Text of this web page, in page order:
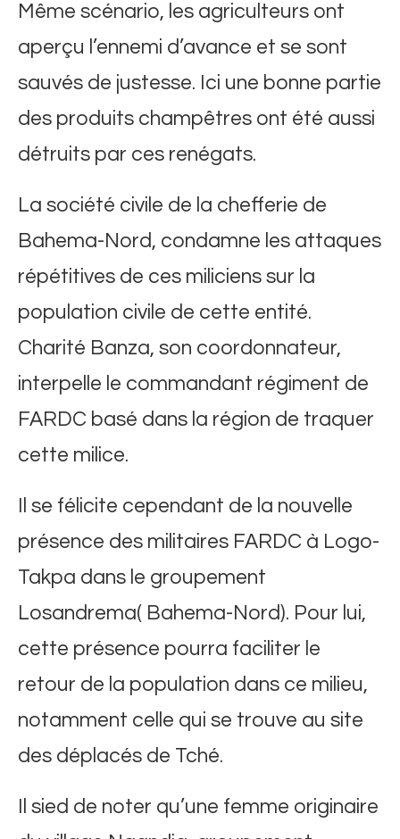
Même scénario, les agriculteurs ont
aperçu l’ennemi d’avance et se sont
sauvés de justesse. Ici une bonne partie
des produits champêtres ont été aussi
détruits par ces renégats.
La société civile de la chefferie de
Bahema-Nord, condamne les attaques
répétitives de ces miliciens sur la
population civile de cette entité.
Charité Banza, son coordonnateur,
interpelle le commandant régiment de
FARDC basé dans la région de traquer
cette milice.
Il se félicite cependant de la nouvelle
présence des militaires FARDC à Logo-
Takpa dans le groupement
Losandrema( Bahema-Nord). Pour lui,
cette présence pourra faciliter le
retour de la population dans ce milieu,
notamment celle qui se trouve au site
des déplacés de Tché.
Il sied de noter qu’une femme originaire